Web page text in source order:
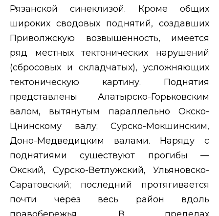
Рязанской синеклизой. Кроме общих
широких сводовых поднятий, создавших
Приволжскую возвышенность, имеется
ряд местных тектонических нарушений
(сбросовых и складчатых), усложняющих
тектоническую картину. Поднятия
представлены Алатырско-Горьковским
валом, вытянутым параллельно Окско-
Цнинскому валу; Сурско-Мокшинским,
Доно-Медведицким валами. Наряду с
поднятиями существуют прогибы —
Окский, Сурско-Ветлужский, Ульяновско-
Саратовский; последний протягивается
почти через весь район вдоль